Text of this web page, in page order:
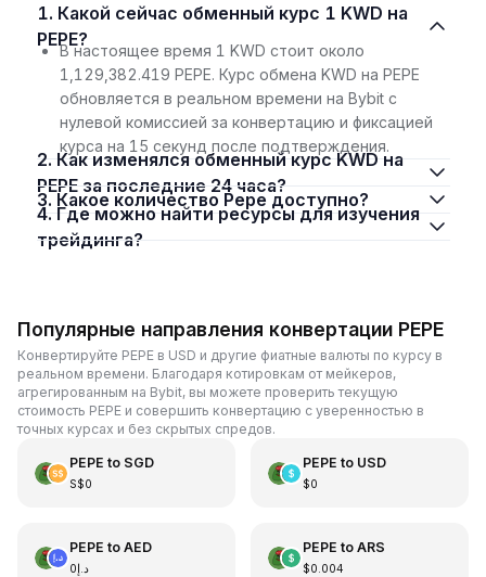
1. Какой сейчас обменный курс 1 KWD на
PEPE?
В настоящее время 1 KWD стоит около
1,129,382.419 PEPE. Курс обмена KWD на PEPE
обновляется в реальном времени на Bybit с
нулевой комиссией за конвертацию и фиксацией
курса на 15 секунд после подтверждения.
2. Как изменялся обменный курс KWD на
PEPE за последние 24 часа?
3. Какое количество Pepe доступно?
4. Где можно найти ресурсы для изучения
трейдинга?
Популярные направления конвертации PEPE
Конвертируйте PEPE в USD и другие фиатные валюты по курсу в
реальном времени. Благодаря котировкам от мейкеров,
агрегированным на Bybit, вы можете проверить текущую
стоимость PEPE и совершить конвертацию с уверенностью в
точных курсах и без скрытых спредов.
PEPE to SGD
S$0
PEPE to USD
$0
PEPE to AED
د.إ0
PEPE to ARS
$0.004